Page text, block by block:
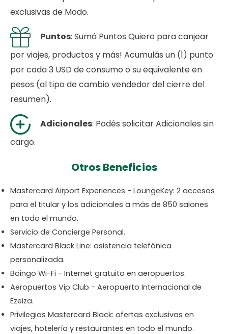
exclusivas de Modo.
Puntos: Sumá Puntos Quiero para canjear
por viajes, productos y más! Acumulás un (1) punto
por cada 3 USD de consumo o su equivalente en
pesos (al tipo de cambio vendedor del cierre del
resumen).
Adicionales: Podés solicitar Adicionales sin
cargo.
Otros Beneficios
Mastercard Airport Experiences - LoungeKey: 2 accesos
para el titular y los adicionales a más de 850 salones
en todo el mundo.
Servicio de Concierge Personal.
Mastercard Black Line: asistencia telefónica
personalizada.
Boingo Wi-Fi - Internet gratuito en aeropuertos.
Aeropuertos Vip Club - Aeropuerto Internacional de
Ezeiza.
Privilegios Mastercard Black: ofertas exclusivas en
viajes, hotelería y restaurantes en todo el mundo.